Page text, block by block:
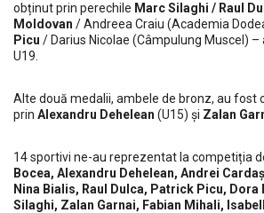
obținut prin perechile Marc Silaghi / Raul
Moldovan / Andreea Craiu (Academia
Picu / Darius Nicolae (Câmpulung Muscel)
U19.
Alte două medalii, ambele de bronz, au fost
prin Alexandru Dehelean (U15) și Zalan
14 sportivi ne-au reprezentat la competiția
Bocea, Alexandru Dehelean, Andrei
Nina Bialis, Raul Dulca, Patrick Picu,
Silaghi, Zalan Garnai, Fabian Mihali,